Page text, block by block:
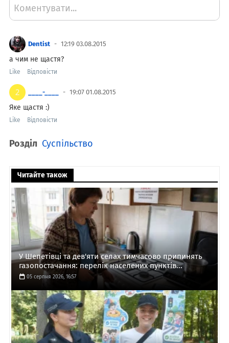
Коментувати...
Dentist 12:19 03.08.2015
а чим не щастя?
Like Відповісти
____-____ 19:07 01.08.2015
Яке щастя :)
Like Відповісти
Розділ Суспільство
Читайте також
У Шепетівці та дев'яти селах тимчасово припинять
газопостачання: перелік населених пунктів...
05 серпня 2026, 16:57